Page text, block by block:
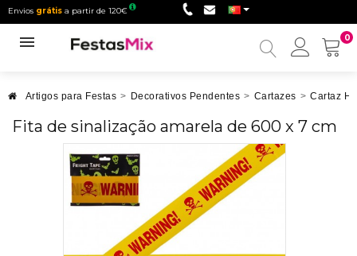
Envios grátis a partir de 120€
0
Minha
Artigos para Festas > Decorativos Pendentes > Cartazes > Cartaz
Fita de sinalização amarela de 600 x 7 cm